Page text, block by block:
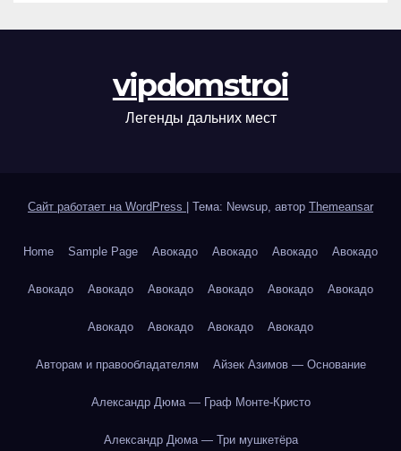
vipdomstroi
Легенды дальних мест
Сайт работает на WordPress Тема: Newsup, автор Themeansar
Home Sample Page Авокадо Авокадо Авокадо Авокадо
Авокадо Авокадо Авокадо Авокадо Авокадо Авокадо
Авокадо Авокадо Авокадо Авокадо
Авторам и правообладателям Айзек Азимов — Основание
Александр Дюма — Граф Монте-Кристо
Александр Дюма — Три мушкетёра